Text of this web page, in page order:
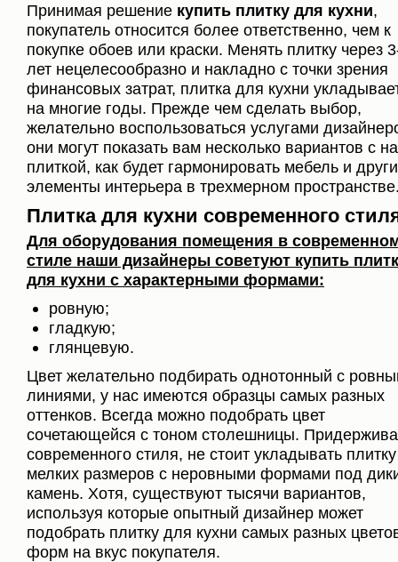
Принимая решение купить плитку для кухни,
покупатель относится более ответственно, чем к
покупке обоев или краски. Менять плитку через
лет нецелесообразно и накладно с точки зрения
финансовых затрат, плитка для кухни
на многие годы. Прежде чем сделать выбор,
желательно воспользоваться услугами
они могут показать вам несколько вариантов с
плиткой, как будет гармонировать мебель и
элементы интерьера в трехмерном
Плитка для кухни современного
Для оборудования помещения в
стиле наши дизайнеры советуют купить
для кухни с характерными формами:
ровную;
гладкую;
глянцевую.
Цвет желательно подбирать однотонный с
линиями, у нас имеются образцы самых разных
оттенков. Всегда можно подобрать цвет
сочетающейся с тоном столешницы.
современного стиля, не стоит укладывать плитку
мелких размеров с неровными формами под
камень. Хотя, существуют тысячи вариантов,
используя которые опытный дизайнер может
подобрать плитку для кухни самых разных
форм на вкус покупателя.